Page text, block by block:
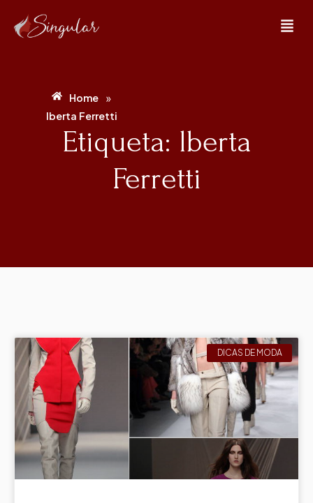
Home »
lberta Ferretti
Etiqueta: lberta
Ferretti
DICAS DE MODA